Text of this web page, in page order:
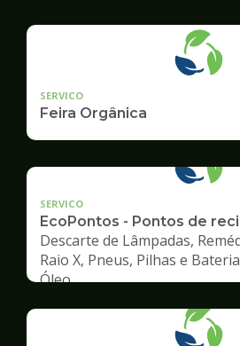
SERVICO
Feira Orgânica
SERVICO
EcoPontos - Pontos de
Descarte de Lâmpadas,
Raio X, Pneus, Pilhas e
Óleo